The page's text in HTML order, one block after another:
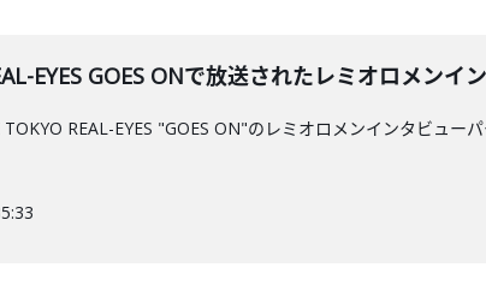
EYES GOES ONで放送されたレミオロメン
TOKYO REAL-EYES "GOES ON"のレミオロメンインタビュ